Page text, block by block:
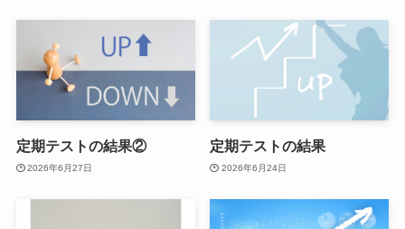
定期テストの結果②
2026年6月27日
定期テストの結果
2026年6月24日